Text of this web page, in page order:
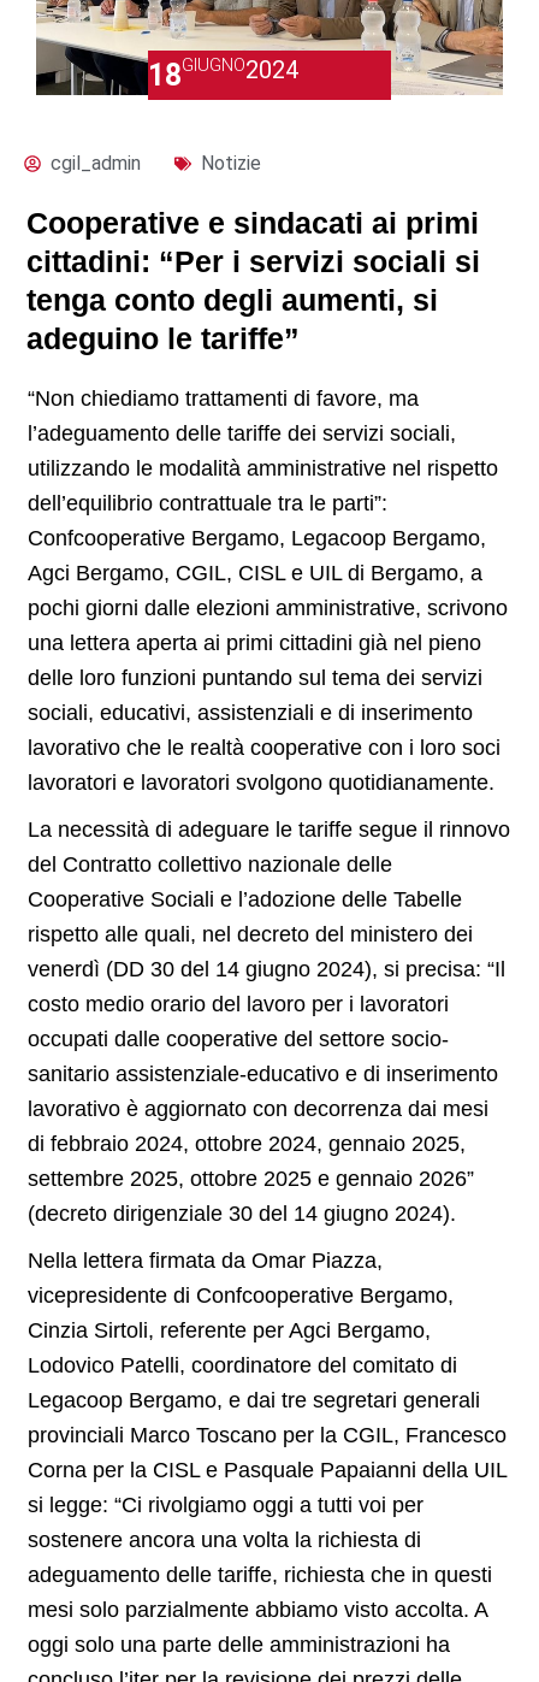
18GIUGNO2024
cgil_admin Notizie
Cooperative e sindacati ai primi
cittadini: “Per i servizi sociali si
tenga conto degli aumenti, si
adeguino le tariffe”
“Non chiediamo trattamenti di favore, ma
l’adeguamento delle tariffe dei servizi sociali,
utilizzando le modalità amministrative nel rispetto
dell’equilibrio contrattuale tra le parti”:
Confcooperative Bergamo, Legacoop Bergamo,
Agci Bergamo, CGIL, CISL e UIL di Bergamo, a
pochi giorni dalle elezioni amministrative, scrivono
una lettera aperta ai primi cittadini già nel pieno
delle loro funzioni puntando sul tema dei servizi
sociali, educativi, assistenziali e di inserimento
lavorativo che le realtà cooperative con i loro soci
lavoratori e lavoratori svolgono quotidianamente.
La necessità di adeguare le tariffe segue il rinnovo
del Contratto collettivo nazionale delle
Cooperative Sociali e l’adozione delle Tabelle
rispetto alle quali, nel decreto del ministero dei
venerdì (DD 30 del 14 giugno 2024), si precisa: “Il
costo medio orario del lavoro per i lavoratori
occupati dalle cooperative del settore socio-
sanitario assistenziale-educativo e di inserimento
lavorativo è aggiornato con decorrenza dai mesi
di febbraio 2024, ottobre 2024, gennaio 2025,
settembre 2025, ottobre 2025 e gennaio 2026”
(decreto dirigenziale 30 del 14 giugno 2024).
Nella lettera firmata da Omar Piazza,
vicepresidente di Confcooperative Bergamo,
Cinzia Sirtoli, referente per Agci Bergamo,
Lodovico Patelli, coordinatore del comitato di
Legacoop Bergamo, e dai tre segretari generali
provinciali Marco Toscano per la CGIL, Francesco
Corna per la CISL e Pasquale Papaianni della UIL
si legge: “Ci rivolgiamo oggi a tutti voi per
sostenere ancora una volta la richiesta di
adeguamento delle tariffe, richiesta che in questi
mesi solo parzialmente abbiamo visto accolta. A
oggi solo una parte delle amministrazioni ha